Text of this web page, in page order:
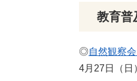
教育普
◎自然観察
4月27日（日